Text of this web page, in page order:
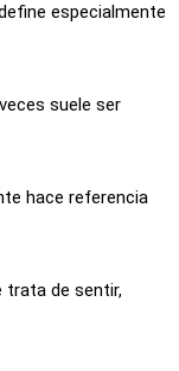
especialmente
suele ser
hace referencia
trata de sentir,